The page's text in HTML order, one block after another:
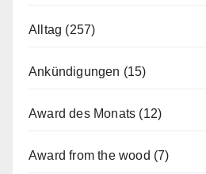
Alltag (257)
Ankündigungen (15)
Award des Monats (12)
Award from the wood (7)